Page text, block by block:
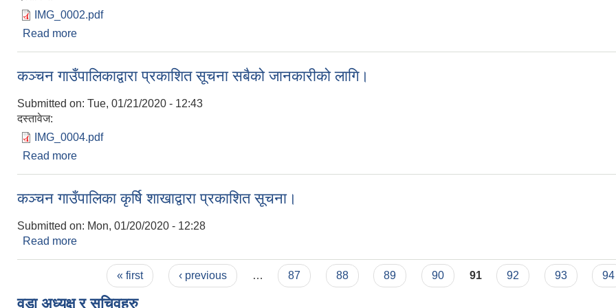
IMG_0002.pdf
Read more
कञ्चन गाउँपालिकाद्वारा प्रकाशित सूचना सबैको जानकारीको लागि।
Submitted on: Tue, 01/21/2020 - 12:43
दस्तावेज:
IMG_0004.pdf
Read more
कञ्चन गाउँपालिका कृर्षि शाखाद्वारा प्रकाशित सूचना।
Submitted on: Mon, 01/20/2020 - 12:28
Read more
« first ‹ previous … 87 88 89 90 91 92 93 94
वडा अध्यक्ष र सचिवहरु